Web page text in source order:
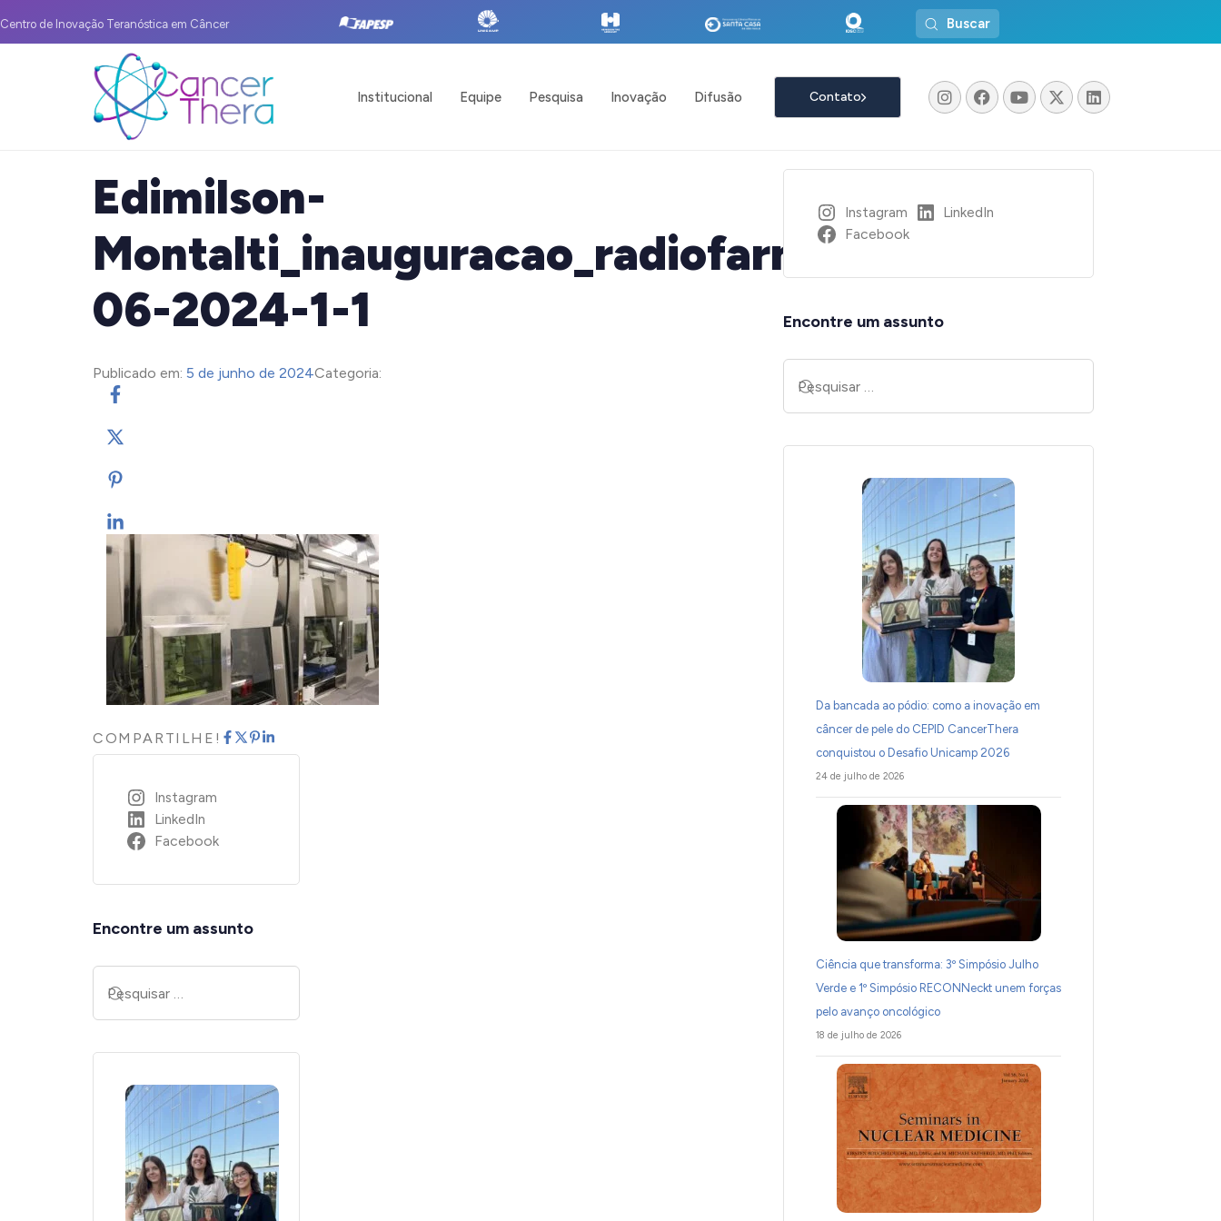
Centro de Inovação Teranóstica em Câncer Buscar
Institucional Equipe Pesquisa Inovação Difusão Contato
Edimilson-
Montalti_inauguracao_radiofarmacia_03-
06-2024-1-1
Publicado em: 5 de junho de 2024Categoria:
COMPARTILHE!
Instagram
LinkedIn
Facebook
Encontre um assunto
Instagram
LinkedIn
Facebook
Encontre um assunto
Da bancada ao pódio: como a inovação em
câncer de pele do CEPID CancerThera
conquistou o Desafio Unicamp 2026
24 de julho de 2026
Ciência que transforma: 3º Simpósio Julho
Verde e 1º Simpósio RECONNeckt unem forças
pelo avanço oncológico
18 de julho de 2026